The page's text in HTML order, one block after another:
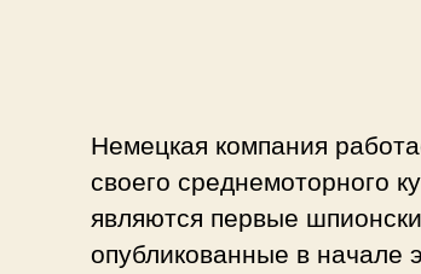
Немецкая компания
своего среднемоторного
являются первые
опубликованные в начале